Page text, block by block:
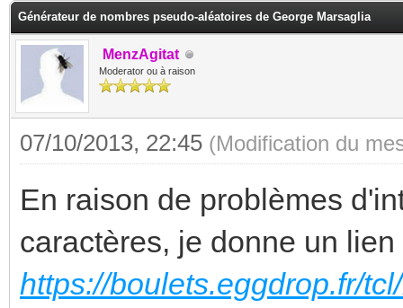
Générateur de nombres pseudo-aléatoires de George Marsaglia
MenzAgitat
Moderator ou à raison
07/10/2013, 22:45 (Modification du
En raison de problèmes
caractères, je donne un
https://boulets.eggdrop.fr/